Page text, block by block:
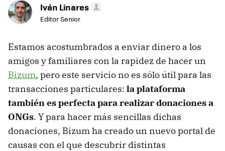
Iván Linares
Editor Senior
Estamos acostumbrados a enviar dinero a los
amigos y familiares con la rapidez de hacer un
Bizum, pero este servicio no es sólo útil para las
transacciones particulares: la plataforma
también es perfecta para realizar donaciones a
ONGs. Y para hacer más sencillas dichas
donaciones, Bizum ha creado un nuevo portal de
causas con el que descubrir distintas